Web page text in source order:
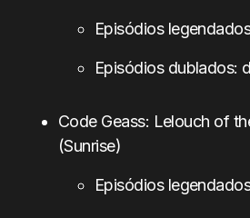
Episódios
Episódios dublados:
Code Geass: Lelouch of
(Sunrise)
Episódios